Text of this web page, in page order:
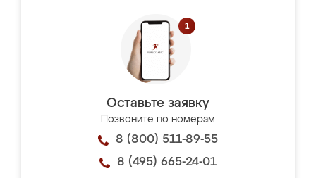
Оставьте заявку
Позвоните по номерам
8 (800) 511-89-55
8 (495) 665-24-01